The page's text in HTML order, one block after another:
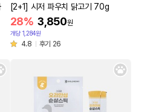
[2+1] 시저 파우치 닭고기 70g
28% 3,850원
개당 1,284원
4.8 후기 26